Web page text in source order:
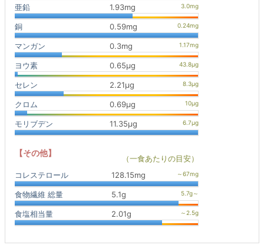
亜鉛 1.93mg
銅 0.59mg
マンガン 0.3mg
ヨウ素 0.65μg
セレン 2.21μg
クロム 0.69μg
モリブデン 11.35μg
【その他】
（一食あたりの目安）
コレステロール
128.15mg
食物繊維 総量 5.1g
食塩相当量 2.01g